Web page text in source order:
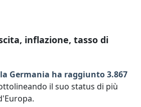
inflazione, tasso di
Germania ha raggiunto 3.867
il suo status di più